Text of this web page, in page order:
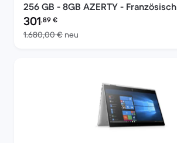
256 GB - 8GB AZERTY - Französisch
Preis des erneuerten Produkts:
301,89 €
1.680,00 € neu